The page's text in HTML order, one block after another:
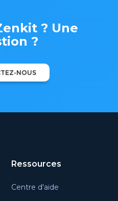
? Une
?
NOUS
Ressources
Centre d'aide